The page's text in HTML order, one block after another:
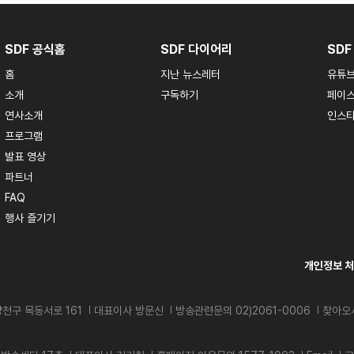
SDF 공식홈
홈
소개
연사소개
프로그램
발표 영상
파트너
FAQ
행사 즐기기
SDF 다이어리
지난 뉴스레터
구독하기
유튜
페이
인스
개인정보
구 목동서로 161 대표이사 방문신 방송관련문의 02)2061-0006 찾아오